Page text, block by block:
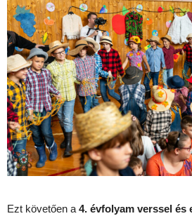
Ezt követően a 4. évfolyam verssel és